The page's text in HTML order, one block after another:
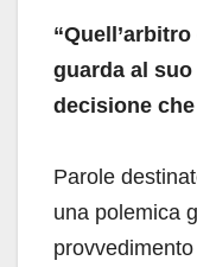
guarda al
decisione
Parole
una polemica